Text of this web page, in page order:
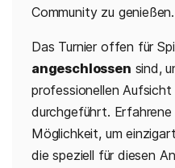
Community zu genießen.
Das Turnier offen für
angeschlossen sind,
professionellen
durchgeführt.
Möglichkeit, um
die speziell für diesen